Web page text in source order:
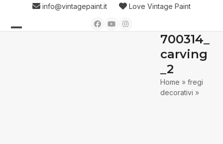
content
info@vintagepaint.it Love Vintage Paint
Facebook
YouTubeInstagram
700314_
carving
_2
Home »fregi
decorativi »